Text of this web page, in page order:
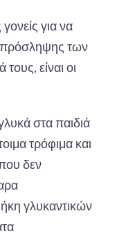
για να
πρόσληψης των
είναι οι
στα παιδιά
τρόφιμα και
δεν
γλυκαντικών